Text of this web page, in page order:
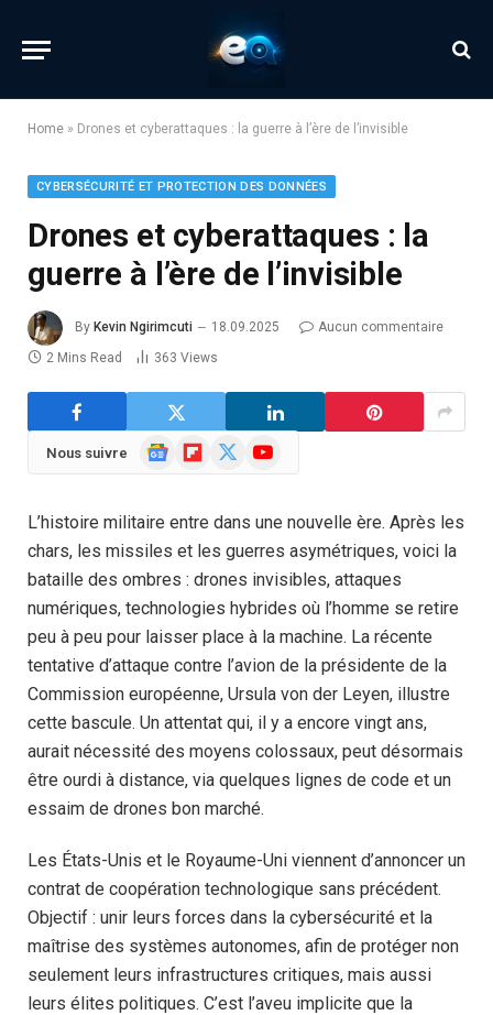
Home » Drones et cyberattaques : la guerre à l’ère de l’invisible
CYBERSÉCURITÉ ET PROTECTION DES DONNÉES
Drones et cyberattaques : la
guerre à l’ère de l’invisible
By Kevin Ngirimcuti 18.09.2025
Aucun commentaire
2 Mins Read
363 Views
Nous suivre
GoogleFlipboard YouTube
L’histoire militaire entre dans une nouvelle ère. Après les
chars, les missiles et les guerres asymétriques, voici la
bataille des ombres : drones invisibles, attaques
numériques, technologies hybrides où l’homme se retire
peu à peu pour laisser place à la machine. La récente
tentative d’attaque contre l’avion de la présidente de la
Commission européenne, Ursula von der Leyen, illustre
cette bascule. Un attentat qui, il y a encore vingt ans,
aurait nécessité des moyens colossaux, peut désormais
être ourdi à distance, via quelques lignes de code et un
essaim de drones bon marché.
Les États-Unis et le Royaume-Uni viennent d’annoncer un
contrat de coopération technologique sans précédent.
Objectif : unir leurs forces dans la cybersécurité et la
maîtrise des systèmes autonomes, afin de protéger non
seulement leurs infrastructures critiques, mais aussi
leurs élites politiques. C’est l’aveu implicite que la